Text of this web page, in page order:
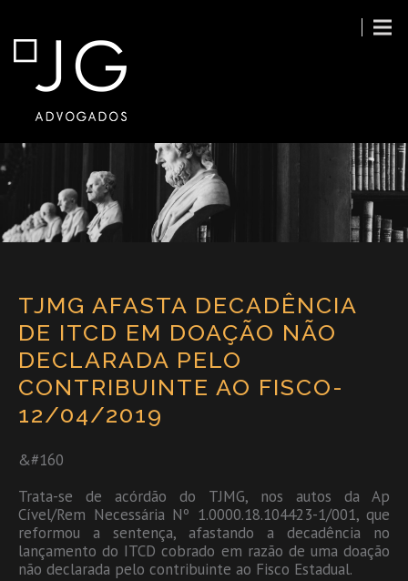
TJMG AFASTA DECADÊNCIA
DE ITCD EM DOAÇÃO NÃO
DECLARADA PELO
CONTRIBUINTE AO FISCO-
12/04/2019
&#160
Trata-se de acórdão do TJMG, nos autos da Ap
Cível/Rem Necessária Nº 1.0000.18.104423-1/001, que
reformou a sentença, afastando a decadência no
lançamento do ITCD cobrado em razão de uma doação
não declarada pelo contribuinte ao Fisco Estadual.